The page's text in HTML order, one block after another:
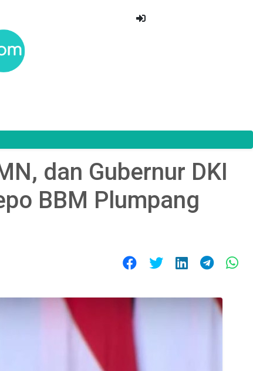
dan Gubernur DKI
BBM Plumpang